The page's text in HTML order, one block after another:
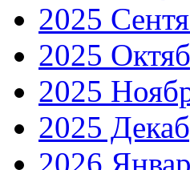
2025
2025
2025
2025
2026